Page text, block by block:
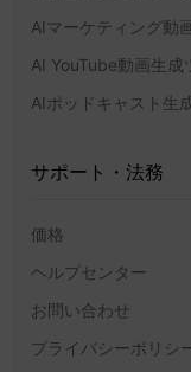
AIマーケティング動
AI YouTube動画生成
AIポッドキャスト生
サポート・法務
価格
ヘルプセンター
お問い合わせ
プライバシーポリシ